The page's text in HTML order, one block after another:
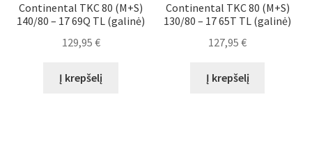
Continental TKC 80 (M+S)
140/80 – 17 69Q TL (galinė)
129,95 €
Į krepšelį
Continental TKC 80 (M+S)
130/80 – 17 65T TL (galinė)
127,95€
Į krepšelį